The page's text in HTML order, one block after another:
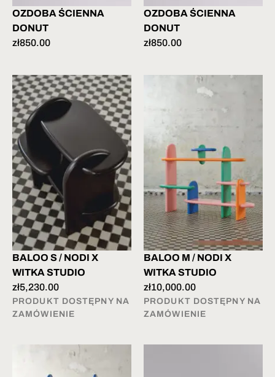
OZDOBA ŚCIENNA
DONUT
zł850.00
OZDOBA ŚCIENNA
DONUT
zł850.00
BALOO S / NODI X
WITKA STUDIO
zł5,230.00
PRODUKT DOSTĘPNY NA
ZAMÓWIENIE
BALOO M / NODI X
WITKA STUDIO
zł10,000.00
PRODUKT DOSTĘPNY NA
ZAMÓWIENIE